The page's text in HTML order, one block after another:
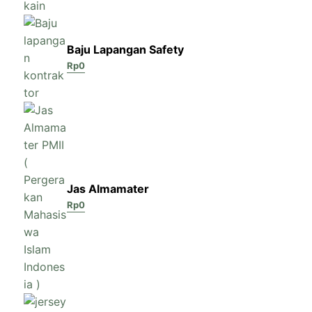
Baju Lapangan Safety
Rp0
Jas Almamater
Rp0